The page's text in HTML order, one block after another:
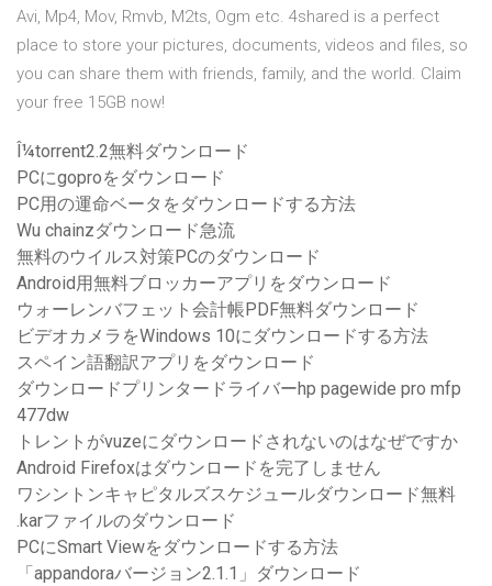
Avi, Mp4, Mov, Rmvb, M2ts, Ogm etc. 4shared is a perfect
place to store your pictures, documents, videos and files, so
you can share them with friends, family, and the world. Claim
your free 15GB now!
Î¼torrent2.2無料ダウンロード
PCにgoproをダウンロード
PC用の運命ベータをダウンロードする方法
Wu chainzダウンロード急流
無料のウイルス対策PCのダウンロード
Android用無料ブロッカーアプリをダウンロード
ウォーレンバフェット会計帳PDF無料ダウンロード
ビデオカメラをWindows 10にダウンロードする方法
スペイン語翻訳アプリをダウンロード
ダウンロードプリンタードライバーhp pagewide pro mfp
477dw
トレントがvuzeにダウンロードされないのはなぜですか
Android Firefoxはダウンロードを完了しません
ワシントンキャピタルズスケジュールダウンロード無料
.karファイルのダウンロード
PCにSmart Viewをダウンロードする方法
「appandoraバージョン2.1.1」ダウンロード